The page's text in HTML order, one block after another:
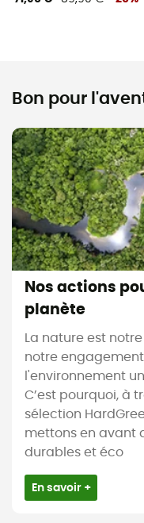
Bon pour
Nos actions
planète
La nature est
notre
l'environnement
C’est pourquoi, à
sélection
mettons en avant
durables et éco
En savoir +